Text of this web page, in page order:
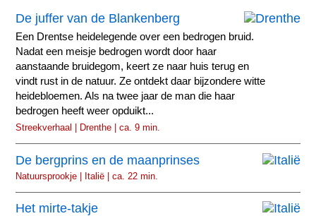
De juffer van de Blankenberg
Een Drentse heidelegende over een bedrogen bruid.
Nadat een meisje bedrogen wordt door haar
aanstaande bruidegom, keert ze naar huis terug en
vindt rust in de natuur. Ze ontdekt daar bijzondere witte
heidebloemen. Als na twee jaar de man die haar
bedrogen heeft weer opduikt...
Streekverhaal | Drenthe | ca. 9 min.
De bergprins en de maanprinses
Natuursprookje | Italië | ca. 22 min.
Het mirte-takje